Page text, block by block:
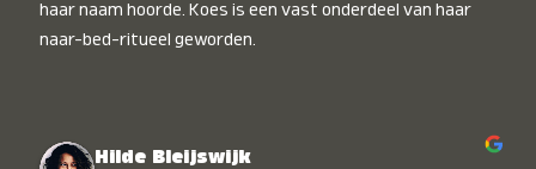
haar naam hoorde. Koes is een vast onderdeel van haar
naar-bed-ritueel geworden.
Hilde Bleijswijk